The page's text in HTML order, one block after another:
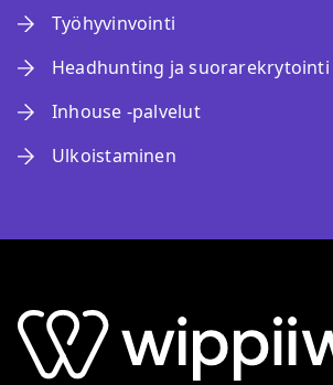
Työhyvinvointi
Headhunting ja suorarekrytointi
Inhouse -palvelut
Ulkoistaminen